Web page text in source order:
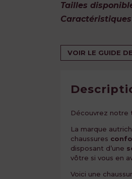
Tailles
Caractéristiques
VOIR LE GUIDE
Découvrez notre
La marque
chaussures
disposant d’une
vôtre si vous en
Voici une